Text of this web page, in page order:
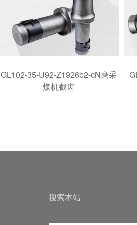
GL102-35-U92-Z1926b2-cN磨采
煤机截齿
搜索本站